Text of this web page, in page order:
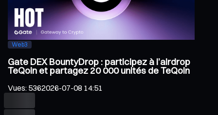
Web3
Gate DEX BountyDrop : participez à l’airdrop
TeQoin et partagez 20 000 unités de TeQoin
Vues: 5362026-07-08 14:51